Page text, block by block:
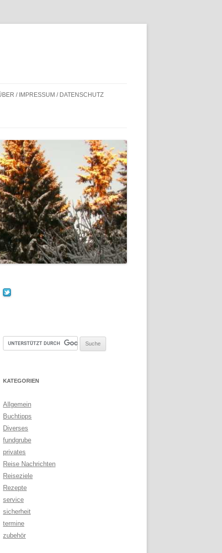
/ IMPRESSUM / DATENSCHUTZ
KATEGORIEN
Allgemein
Buchtipps
Diverses
fundgrube
privates
Reise Nachrichten
Reiseziele
Rezepte
service
sicherheit
termine
zubehör